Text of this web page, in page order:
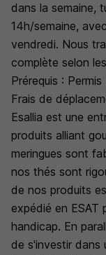
dans la semaine,
14h/semaine,
vendredi. Nous
complète selon
Prérequis :
Frais de
Esallia est une
produits alliant
meringues sont
nos thés sont
de nos produits
expédié en ESAT
handicap. En
de s'investir dans